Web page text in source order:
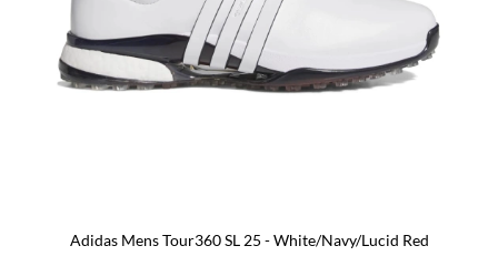
Adidas Mens Tour360 SL 25 - White/Navy/Lucid Red